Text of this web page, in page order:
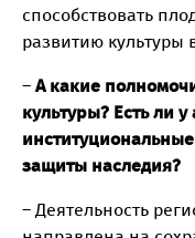
способствовать
развитию культуры
– А какие
культуры? Есть ли
защиты наследия?
– Деятельность